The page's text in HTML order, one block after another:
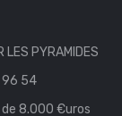
LES PYRAMIDES
96 54
de 8.000 €uros